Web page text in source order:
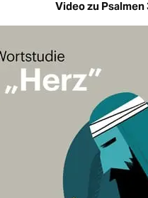
Video zu Psalmen